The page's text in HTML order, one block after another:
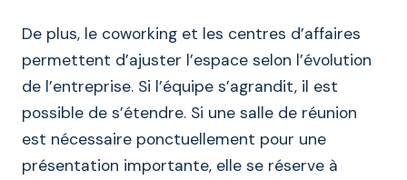
De plus, le coworking et les centres d’affaires
permettent d’ajuster l’espace selon l’évolution
de l’entreprise. Si l’équipe s’agrandit, il est
possible de s’étendre. Si une salle de réunion
est nécessaire ponctuellement pour une
présentation importante, elle se réserve à